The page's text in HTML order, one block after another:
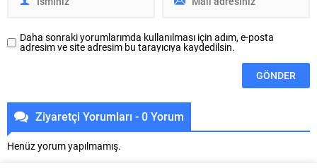
Daha sonraki yorumlarımda kullanılması için adım, e-posta
adresim ve site adresim bu tarayıcıya kaydedilsin.
Ziyaretçi Yorumları - 0 Yorum
Henüz yorum yapılmamış.